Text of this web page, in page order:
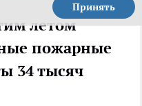
Принять
летом
пожарные
34 тысяч